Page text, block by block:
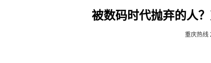
被数码时代抛弃的人
重庆热线